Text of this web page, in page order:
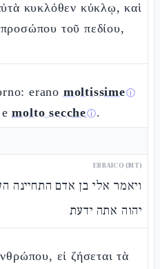
κυκλόθεν κύκλῳ, καὶ
τοῦ πεδίου,
erano moltissimeⓘ
emolto seccheⓘ.
EBRAICO (MT)
ויאמר אלי בן אדם התחיינה
יהוה אתה ידעת
εἰ ζήσεται τὰ